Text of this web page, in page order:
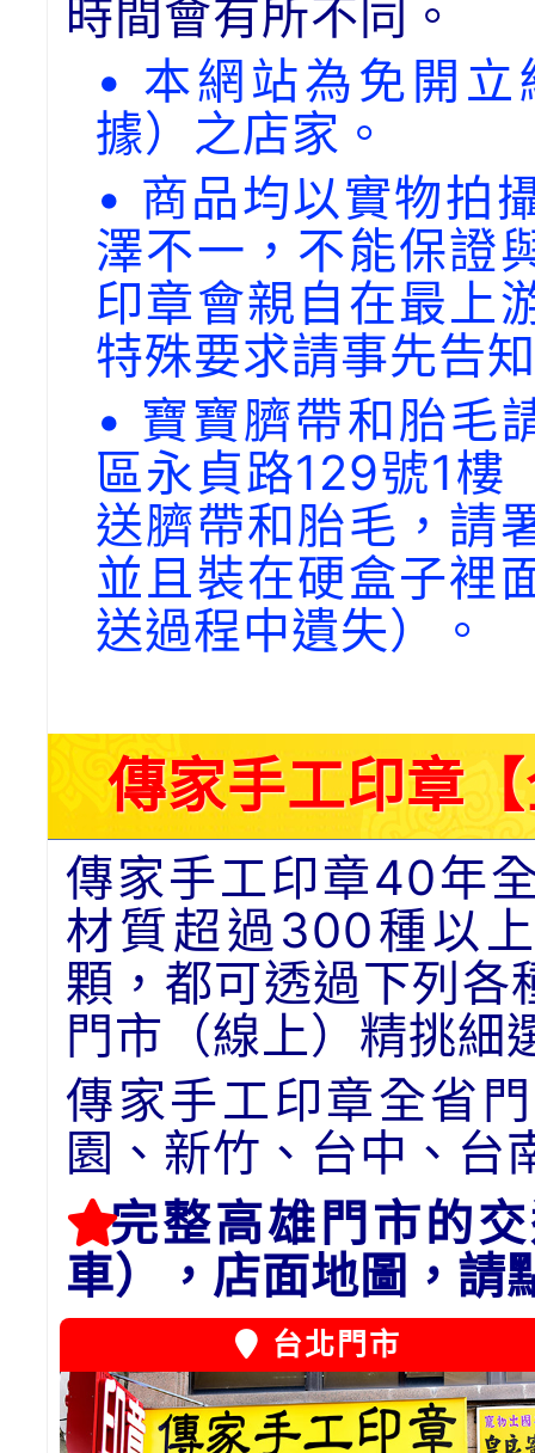
時間會有所不同。
• 本網站為免開
據）之店家。
• 商品均以實物拍
澤不一，不能保證
印章會親自在最上
特殊要求請事先告
• 寶寶臍帶和胎毛
區永貞路129號1樓
送臍帶和胎毛，請
並且裝在硬盒子裡
送過程中遺失）。
傳家手工印章
傳家手工印章40年
材質超過300種以
顆，都可透過下列各
門市（線上）精挑細
傳家手工印章全省
園、新竹、台中、台
完整高雄門市的
車），店面地圖，請
台北門市